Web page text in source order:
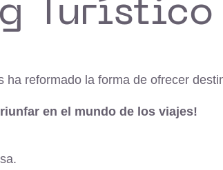
Turístico
reformado la forma de ofrecer
en el mundo de los viajes!